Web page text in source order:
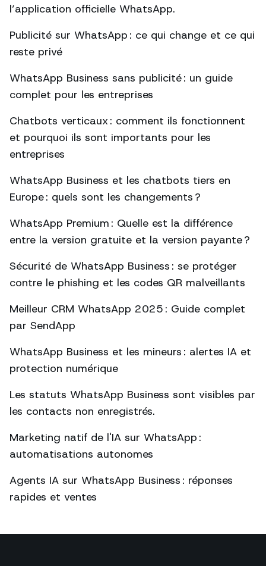
l’application officielle WhatsApp.
Publicité sur WhatsApp : ce qui change et ce qui
reste privé
WhatsApp Business sans publicité : un guide
complet pour les entreprises
Chatbots verticaux : comment ils fonctionnent
et pourquoi ils sont importants pour les
entreprises
WhatsApp Business et les chatbots tiers en
Europe : quels sont les changements ?
WhatsApp Premium : Quelle est la différence
entre la version gratuite et la version payante ?
Sécurité de WhatsApp Business : se protéger
contre le phishing et les codes QR malveillants
Meilleur CRM WhatsApp 2025 : Guide complet
par SendApp
WhatsApp Business et les mineurs : alertes IA et
protection numérique
Les statuts WhatsApp Business sont visibles par
les contacts non enregistrés.
Marketing natif de l'IA sur WhatsApp :
automatisations autonomes
Agents IA sur WhatsApp Business : réponses
rapides et ventes